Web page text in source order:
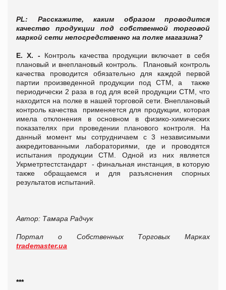
PL: Расскажите, каким образом проводится
качество продукции под собственной торговой
маркой сети непосредственно на полке магазина?
Е. Х. -Контроль качества продукции включает в себя
плановый и внеплановый контроль. Плановый контроль
качества проводится обязательно для каждой первой
партии произведенной продукции под СТМ, а также
периодически 2 раза в год для всей продукции СТМ, что
находится на полке в нашей торговой сети. Внеплановый
контроль качества применяется для продукции, которая
имела отклонения в основном в физико-химических
показателях при проведении планового контроля. На
данный момент мы сотрудничаем с 3 независимыми
аккредитованными лабораториями, где и проводятся
испытания продукции СТМ. Одной из них является
Укрметртестстандарт - финальная инстанция, в которую
также обращаемся и для разъяснения спорных
результатов испытаний.
Автор: Тамара Радчук
Портал о Собственных Торговых Марках
trademaster.ua
***